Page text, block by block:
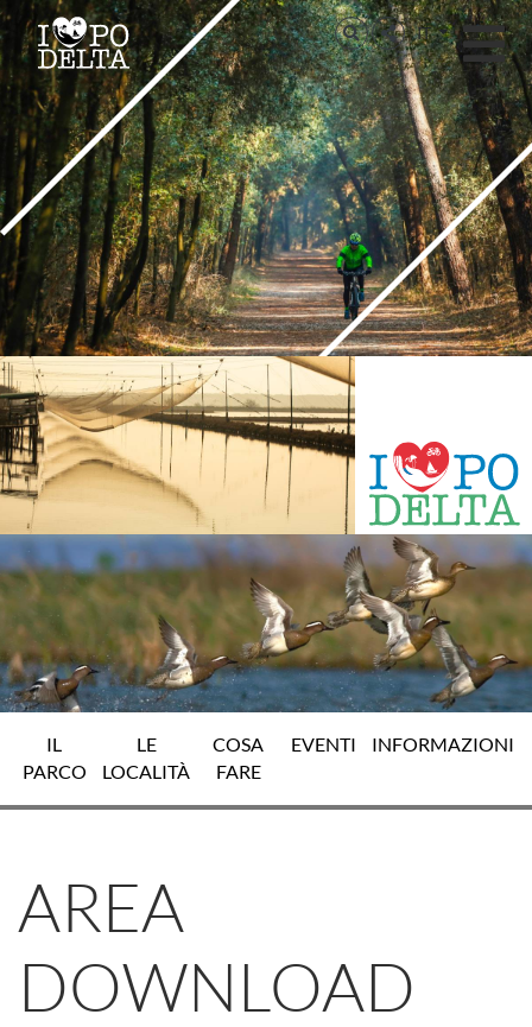
Delta del Po
Delta del Po
IT
IL
PARCO
LE
LOCALITÀ
COSA
FARE
EVENTI INFORMAZIONI
AREA
DOWNLOAD